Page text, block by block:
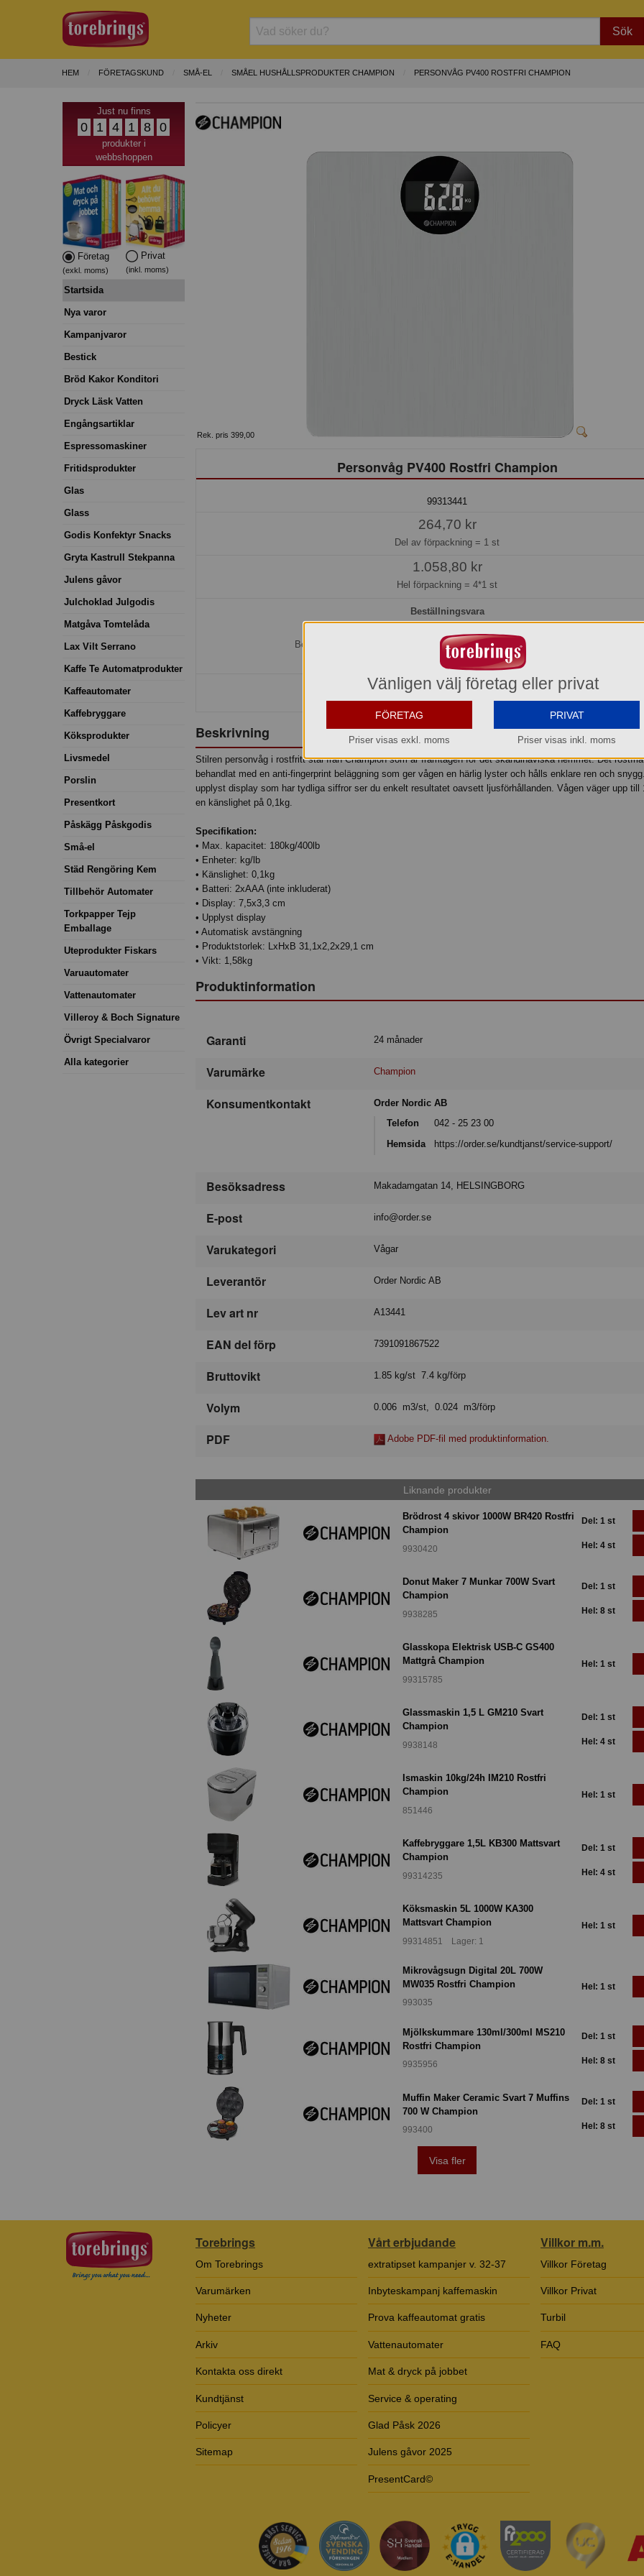
Sök
HEM FÖRETAGSKUND SMÅ-EL SMÅEL HUSHÅLLSPRODUKTER CHAMPION PERSONVÅG PV400 ROSTFRI CHAMPION
Just nu finns
0 1 4 1 8 0
produkter i
webbshoppen
Företag
(exkl. moms)
Privat
(inkl. moms)
Startsida
Nya varor
Kampanjvaror
Bestick
Bröd Kakor Konditori
Dryck Läsk Vatten
Engångsartiklar
Espressomaskiner
Fritidsprodukter
Glas
Glass
Godis Konfektyr Snacks
Gryta Kastrull Stekpanna
Julens gåvor
Julchoklad Julgodis
Matgåva Tomtelåda
Lax Vilt Serrano
Kaffe Te Automatprodukter
Kaffeautomater
Kaffebryggare
Köksprodukter
Livsmedel
Porslin
Presentkort
Påskägg Påskgodis
Små-el
Städ Rengöring Kem
Tillbehör Automater
Torkpapper Tejp
Emballage
Uteprodukter Fiskars
Varuautomater
Vattenautomater
Villeroy & Boch Signature
Övrigt Specialvaror
Alla kategorier
Rek. pris 399,00
Personvåg PV400 Rostfri Champion
99313441
264,70 kr
Del av förpackning = 1 st
1.058,80 kr
Hel förpackning = 4*1 st
Beställningsvara
Beställ idag före kl. 15:00 så beräknar vi få in den i lager den 2026-08-12.
Transporttid till Dig som kund tillkommer.
Köp »
Beskrivning
Stilren personvåg i rostfritt stål från Champion som är framtagen för det skandinaviska hemmet. Det
behandlat med en anti-fingerprint beläggning som ger vågen en härlig lyster och hålls enklare ren och
upplyst display som har tydliga siffror ser du enkelt resultatet oavsett ljusförhållanden. Vågen väger upp till
en känslighet på 0,1kg.
Specifikation:
• Max. kapacitet: 180kg/400lb
• Enheter: kg/lb
• Känslighet: 0,1kg
• Batteri: 2xAAA (inte inkluderat)
• Display: 7,5x3,3 cm
• Upplyst display
• Automatisk avstängning
• Produktstorlek: LxHxB 31,1x2,2x29,1 cm
• Vikt: 1,58kg
Produktinformation
Garanti 24 månader
Varumärke Champion
Konsumentkontakt
Order Nordic AB
Telefon
042 - 25 23 00
Hemsida
https://order.se/kundtjanst/service-support/
Besöksadress Makadamgatan 14, HELSINGBORG
E-post info@order.se
Varukategori Vågar
Leverantör Order Nordic AB
Lev art nr A13441
EAN del förp 7391091867522
Bruttovikt 1.85 kg/st 7.4 kg/förp
Volym 0.006 m3/st, 0.024 m3/förp
PDF Adobe PDF-fil med produktinformation.
Liknande produkter
Brödrost 4 skivor 1000W BR420 Rostfri
Champion
9930420
Del: 1 st
Hel: 4 st
Donut Maker 7 Munkar 700W Svart
Champion
9938285
Del: 1 st
Hel: 8 st
Glasskopa Elektrisk USB-C GS400
Mattgrå Champion
99315785
Hel: 1 st
Glassmaskin 1,5 L GM210 Svart
Champion
9938148
Del: 1 st
Hel: 4 st
Ismaskin 10kg/24h IM210 Rostfri
Champion
851446
Hel: 1 st
Kaffebryggare 1,5L KB300 Mattsvart
Champion
99314235
Del: 1 st
Hel: 4 st
Köksmaskin 5L 1000W KA300
Mattsvart Champion
99314851 Lager: 1
Hel: 1 st
Mikrovågsugn Digital 20L 700W
MW035 Rostfri Champion
993035
Hel: 1 st
Mjölkskummare 130ml/300ml MS210
Rostfri Champion
9935956
Del: 1 st
Hel: 8 st
Muffin Maker Ceramic Svart 7 Muffins
700 W Champion
993400
Del: 1 st
Hel: 8 st
Visa fler
Torebrings
Om Torebrings
Varumärken
Nyheter
Arkiv
Kontakta oss direkt
Kundtjänst
Policyer
Sitemap
Vårt erbjudande
extratipset kampanjer v. 32-37
Inbyteskampanj kaffemaskin
Prova kaffeautomat gratis
Vattenautomater
Mat & dryck på jobbet
Service & operating
Glad Påsk 2026
Julens gåvor 2025
PresentCard©
Villkor m.m.
Villkor Företag
Villkor Privat
Turbil
FAQ
Vänligen välj företag eller privat
FÖRETAG
Priser visas exkl. moms
PRIVAT
Priser visas inkl. moms